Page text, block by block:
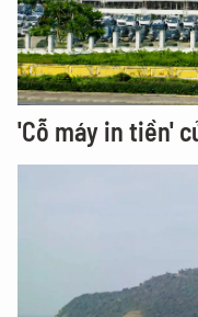
'Cỗ máy in tiền'